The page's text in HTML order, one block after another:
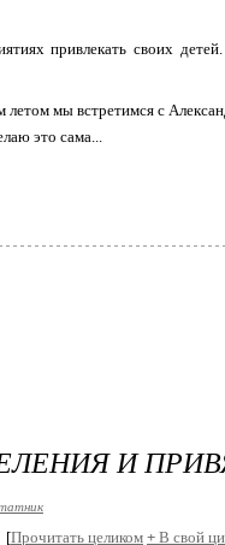
привлекать своих
мы встретимся с
это сама...
И
[Прочитать целиком + В свой